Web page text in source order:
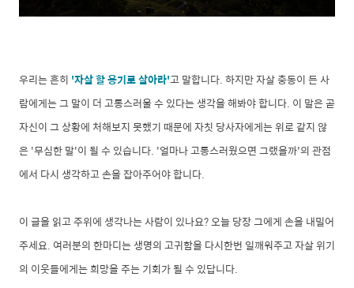
우리는 흔히 '자살 할 용기로 살아라'고 말합니다. 하지만 자살 충동이 든 사
람에게는 그 말이 더 고통스러울 수 있다는 생각을 해봐야 합니다. 이 말은 곧
자신이 그 상황에 처해보지 못했기 때문에 자칫 당사자에게는 위로 같지 않
은 '무심한 말'이 될 수 있습니다. '얼마나 고통스러웠으면 그랬을까'의 관점
에서 다시 생각하고 손을 잡아주어야 합니다.
이 글을 읽고 주위에 생각나는 사람이 있나요? 오늘 당장 그에게 손을 내밀어
주세요. 여러분의 한마디는 생명의 고귀함을 다시한번 일깨워주고 자살 위기
의 이웃들에게는 희망을 주는 기회가 될 수 있답니다.